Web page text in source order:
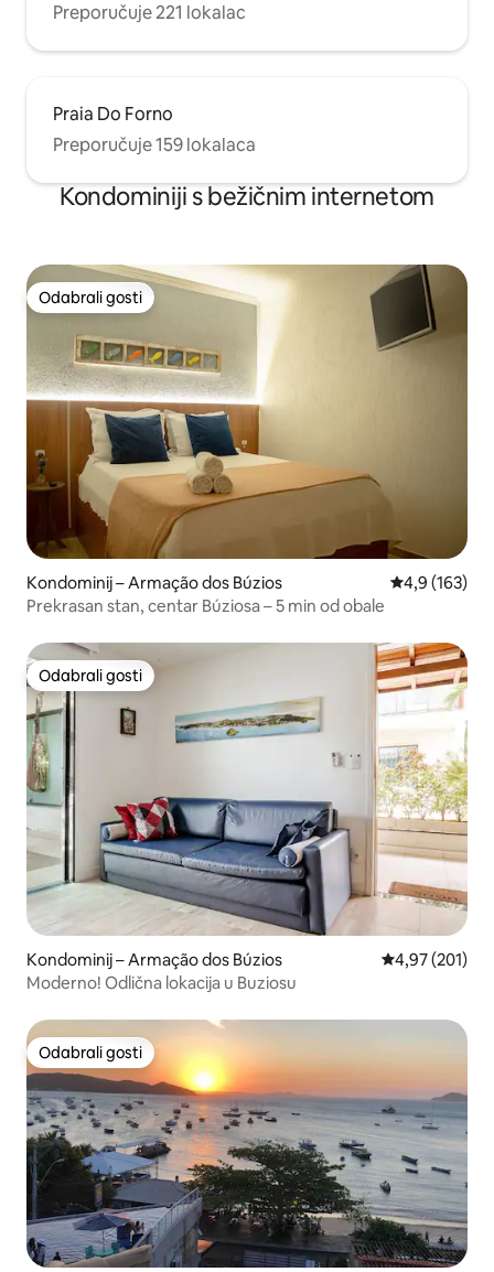
Preporučuje 221 lokalac
Praia Do Forno
Preporučuje 159 lokalaca
Kondominiji s bežičnim internetom
Odabrali gosti
Odabrali gosti
Kondominij – Armação dos Búzios Prosječna
4,9 (163)
Prekrasan stan, centar Búziosa – 5 min od obale
Odabrali gosti
Odabrali gosti
Kondominij – Armação dos Búzios Prosječna
4,97 (201)
Moderno! Odlična lokacija u Buziosu
Odabrali gosti
Odabrali gosti